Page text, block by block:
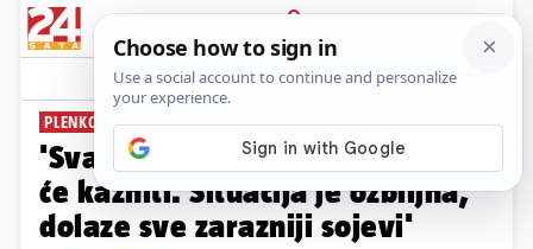
PRIJAVA
News Komentari
PLENKOVIĆ NA VLADI
'Svaki kiks strane države oštro
će kazniti. Situacija je ozbiljna,
dolaze sve zarazniji sojevi'